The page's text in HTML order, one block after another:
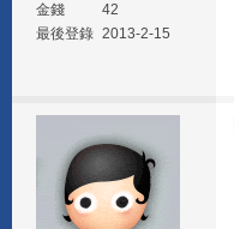
金錢
42
最後登錄 2013-2-15